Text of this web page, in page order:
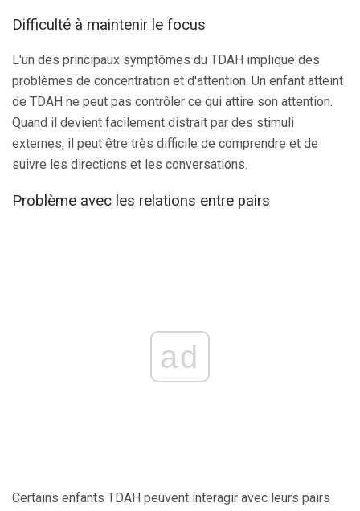
Difficulté à maintenir le focus
L'un des principaux symptômes du TDAH implique des
problèmes de concentration et d'attention. Un enfant atteint
de TDAH ne peut pas contrôler ce qui attire son attention.
Quand il devient facilement distrait par des stimuli
externes, il peut être très difficile de comprendre et de
suivre les directions et les conversations.
Problème avec les relations entre pairs
ad
Certains enfants TDAH peuvent interagir avec leurs pairs